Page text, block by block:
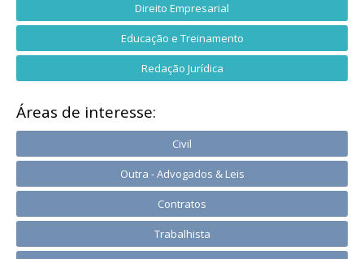
Direito Empresarial
Educação e Treinamento
Redação Jurídica
Áreas de interesse:
Civil
Outra - Advogados & Leis
Contratos
Trabalhista